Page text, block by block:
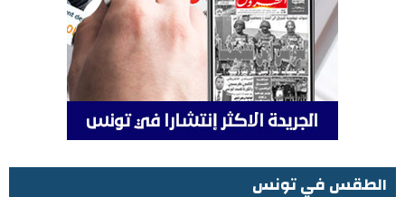
الطقس في تونس